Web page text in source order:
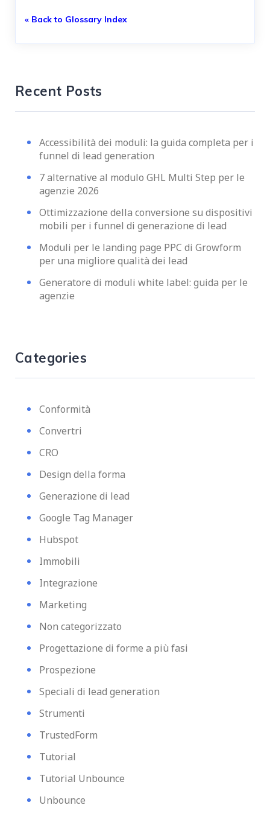
« Back to Glossary Index
Recent Posts
Accessibilità dei moduli: la guida completa per i
funnel di lead generation
7 alternative al modulo GHL Multi Step per le
agenzie 2026
Ottimizzazione della conversione su dispositivi
mobili per i funnel di generazione di lead
Moduli per le landing page PPC di Growform
per una migliore qualità dei lead
Generatore di moduli white label: guida per le
agenzie
Categories
Conformità
Convertri
CRO
Design della forma
Generazione di lead
Google Tag Manager
Hubspot
Immobili
Integrazione
Marketing
Non categorizzato
Progettazione di forme a più fasi
Prospezione
Speciali di lead generation
Strumenti
TrustedForm
Tutorial
Tutorial Unbounce
Unbounce